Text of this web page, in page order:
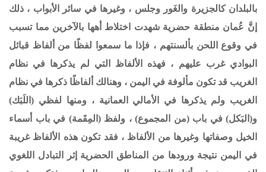
بالبلدان كالجزيرة والغَور وجلس ، وغيرها في سائر الأبواب ، ذلك
إنَّ عُمان منطقة حضرية شهدت اختلاط أهها بالآخرين مما تسبب
في وقوع اللحن بألسنتهم ، فإذا ما سمعوا لفظًا من ألفاظ قبائل
البوادي غرب عليهم ، فهذه الألفاظ التي لم يذكرها في نظام
الغريب قد تكون مألوفة في اليمن ، وهنالك ألفاظًا ذكرها في نظام
الغريب ولم يذكرها في الأمالي العمانية ، ومنها لفظي (اللَبَك)
و(البَكل) في باب (من المجموع) ، ولفظ (المِقَمة) في باب أسماء
الخيل وصفاتها وغيرها من الألفاظ ، فقد تكون هذه الألفاظ غريبة
في اليمن نتيجة ورودها من المناطق الحضرية إثر التبادل اللغوي